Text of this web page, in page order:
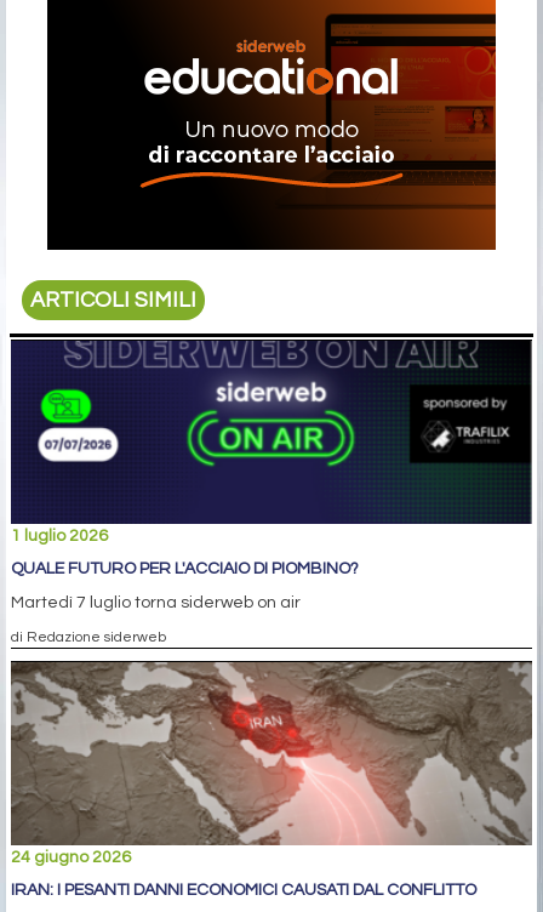
ARTICOLI SIMILI
1 luglio 2026
QUALE FUTURO PER L'ACCIAIO DI PIOMBINO?
Martedì 7 luglio torna siderweb on air
di Redazione siderweb
24 giugno 2026
IRAN: I PESANTI DANNI ECONOMICI CAUSATI DAL CONFLITTO